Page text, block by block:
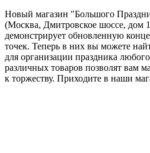
Новый магазин "Большого
(Москва, Дмитровское шоссе, дом
демонстрирует обновленную
точек. Теперь в них вы можете
для организации праздника
различных товаров позволят вам
к торжеству. Приходите в наши